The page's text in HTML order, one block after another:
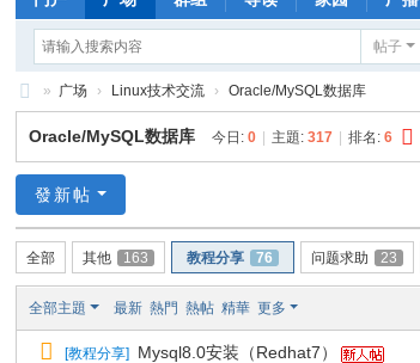
帖子
Li
nu
公
社
论
坛
» 广场 › Linux技术交流 › Oracle/MySQL数据库
Oracle/MySQL数据库 今日:0 主題:317 排名:6
發新帖
全部 其他 163 教程分享 76 问题求助 23
全部主題 最新 熱門 熱帖 精華 更多
[教程分享] Mysql8.0安装（Redhat7）